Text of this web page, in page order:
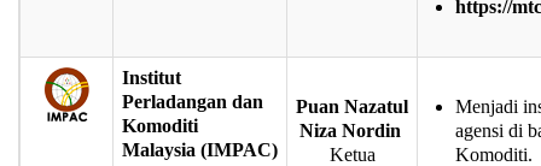
https://
Institut
Perladangan dan
Komoditi
Malaysia(IMPAC)
Puan Nazatul
Niza Nordin
Ketua
Menjadi
agensi di
Komoditi.